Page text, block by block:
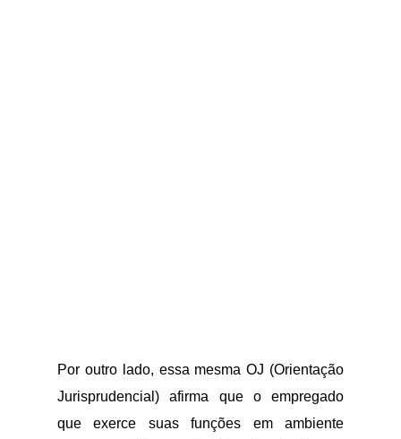
Por outro lado, essa mesma OJ (Orientação
Jurisprudencial) afirma que o empregado
que exerce suas funções em ambiente